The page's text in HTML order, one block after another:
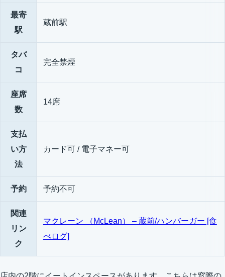
最寄
駅
蔵前駅
タバ
コ
完全禁煙
座席
数
14席
支払
い方
法
カード可 / 電子マネー可
予約 予約不可
関連
リン
ク
マクレーン （McLean） – 蔵前/ハンバーガー [食
べログ]